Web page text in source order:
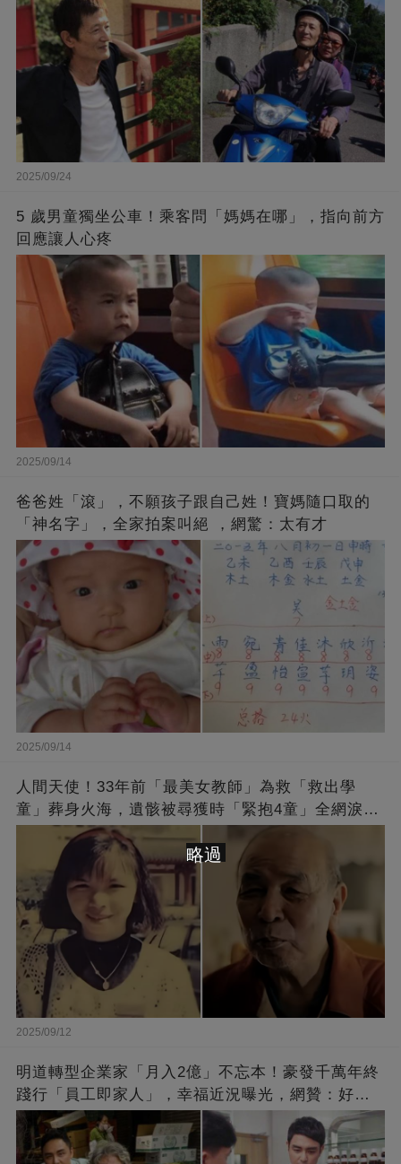
2025/09/24
5 歲男童獨坐公車！乘客問「媽媽在哪」，指向前方
回應讓人心疼
2025/09/14
爸爸姓「滾」，不願孩子跟自己姓！寶媽隨口取的
「神名字」，全家拍案叫絕 ，網驚：太有才
2025/09/14
人間天使！33年前「最美女教師」為救「救出學
童」葬身火海，遺骸被尋獲時「緊抱4童」全網淚
崩：真正的英雄不該被遺忘
2025/09/12
明道轉型企業家「月入2億」不忘本！豪發千萬年終
踐行「員工即家人」，幸福近況曝光，網贊：好老
闆的福報
略過